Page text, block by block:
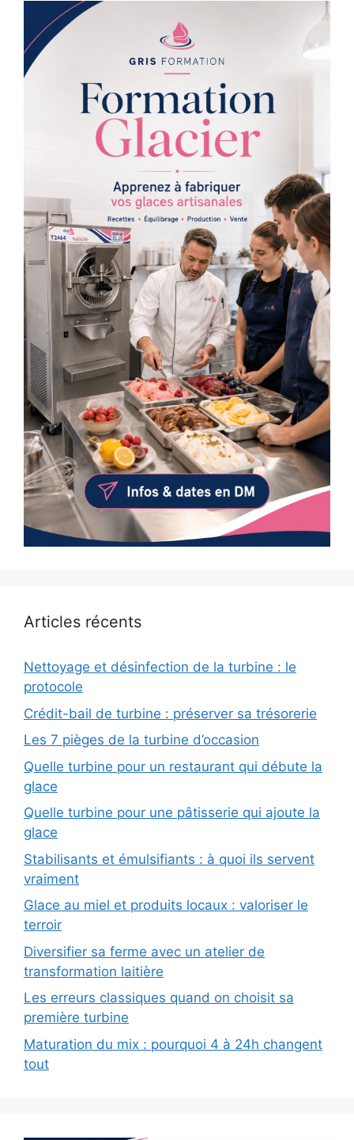
Articles récents
Nettoyage et désinfection de la turbine : le
protocole
Crédit-bail de turbine : préserver sa trésorerie
Les 7 pièges de la turbine d’occasion
Quelle turbine pour un restaurant qui débute la
glace
Quelle turbine pour une pâtisserie qui ajoute la
glace
Stabilisants et émulsifiants : à quoi ils servent
vraiment
Glace au miel et produits locaux : valoriser le
terroir
Diversifier sa ferme avec un atelier de
transformation laitière
Les erreurs classiques quand on choisit sa
première turbine
Maturation du mix : pourquoi 4 à 24h changent
tout